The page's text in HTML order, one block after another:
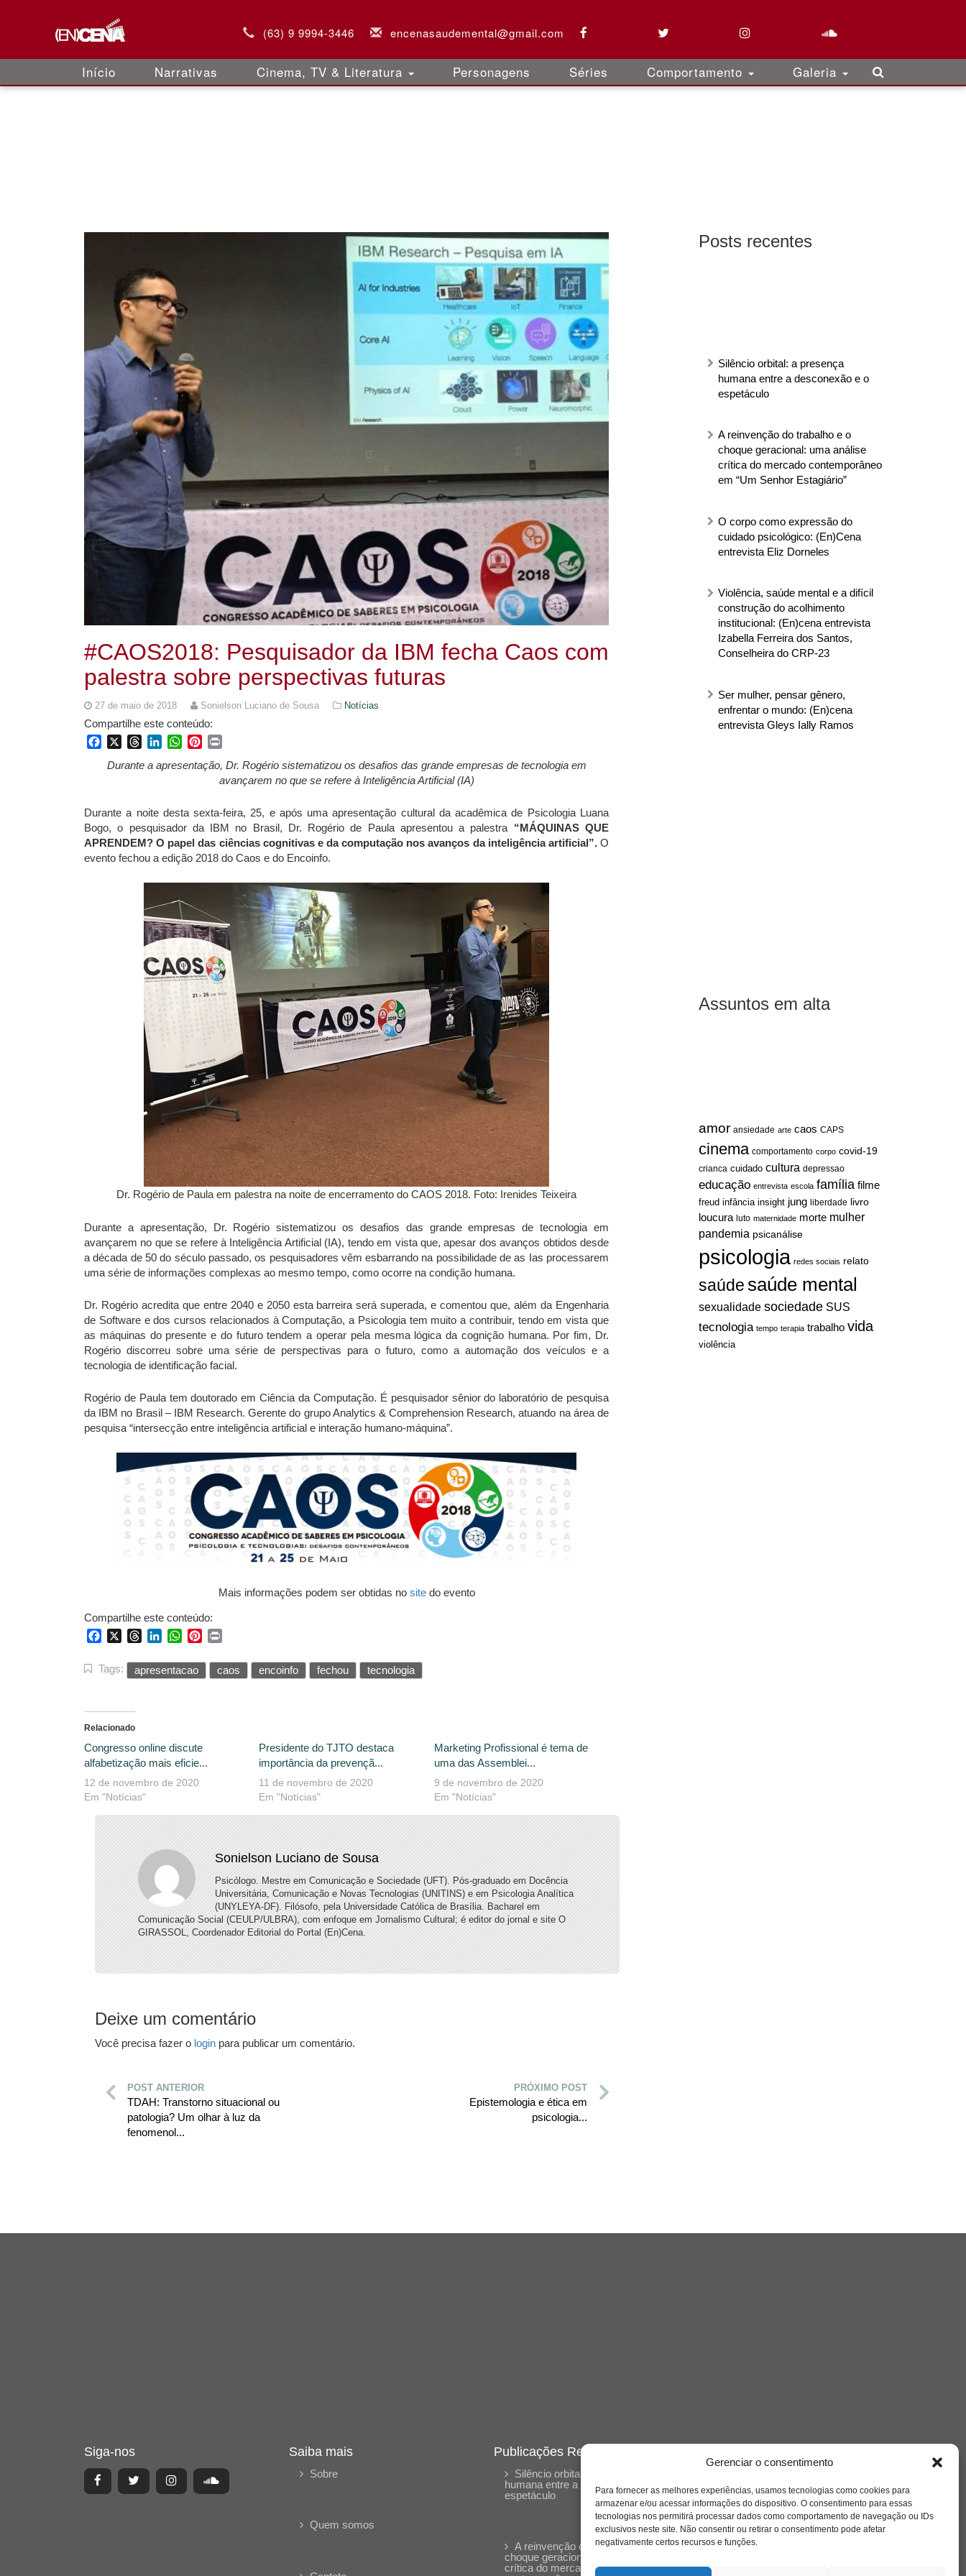
Gerenciar o consentimento
Para fornecer as melhores experiências, usamos tecnologias como cookies para
armazenar e/ou acessar informações do dispositivo. O consentimento para essas
tecnologias nos permitirá processar dados como comportamento de navegação ou IDs
exclusivos neste site. Não consentir ou retirar o consentimento pode afetar
negativamente certos recursos e funções.
(63) 9 9994-3446 encenasaudemental@gmail.com
Início Narrativas Cinema, TV & Literatura Personagens Séries Comportamento Galeria
Posts recentes
Silêncio orbital: a presença
humana entre a desconexão e o
espetáculo
A reinvenção do trabalho e o
choque geracional: uma análise
crítica do mercado contemporâneo
em “Um Senhor Estagiário”
O corpo como expressão do
cuidado psicológico: (En)Cena
entrevista Eliz Dorneles
Violência, saúde mental e a difícil
construção do acolhimento
institucional: (En)cena entrevista
Izabella Ferreira dos Santos,
Conselheira do CRP-23
Ser mulher, pensar gênero,
enfrentar o mundo: (En)cena
entrevista Gleys Ially Ramos
Assuntos em alta
amor ansiedade arte caos CAPS
cinema comportamento corpo covid-19
crianca cuidado cultura depressao
educação entrevista escola família filme
freud infância insight jung liberdade livro
loucura luto maternidade morte mulher
pandemia psicanálise
psicologia redes sociais relato
saúdesaúde mental
sexualidade sociedade SUS
tecnologia tempo terapia trabalho vida
violência
#CAOS2018: Pesquisador da IBM fecha Caos com
palestra sobre perspectivas futuras
27 de maio de 2018 Sonielson Luciano de Sousa Notícias
Compartilhe este conteúdo:
FacebookThreadsLinkedInWhatsApp
Pinterest
Durante a apresentação, Dr. Rogério sistematizou os desafios das grande empresas de tecnologia em
avançarem no que se refere à Inteligência Artificial (IA)
Durante a noite desta sexta-feira, 25, e após uma apresentação cultural da acadêmica de Psicologia Luana
Bogo, o pesquisador da IBM no Brasil, Dr. Rogério de Paula apresentou a palestra “MÁQUINAS QUE
APRENDEM? O papel das ciências cognitivas e da computação nos avanços da inteligência artificial”. O
evento fechou a edição 2018 do Caos e do Encoinfo.
Dr. Rogério de Paula em palestra na noite de encerramento do CAOS 2018. Foto: Irenides Teixeira
Durante a apresentação, Dr. Rogério sistematizou os desafios das grande empresas de tecnologia em
avançarem no que se refere à Inteligência Artificial (IA), tendo em vista que, apesar dos avanços obtidos desde
a década de 50 do século passado, os pesquisadores vêm esbarrando na possibilidade de as Ias processarem
uma série de informações complexas ao mesmo tempo, como ocorre na condição humana.
Dr. Rogério acredita que entre 2040 e 2050 esta barreira será superada, e comentou que, além da Engenharia
de Software e dos cursos relacionados à Computação, a Psicologia tem muito a contribuir, tendo em vista que
as máquinas do presente e do futuro tendem a operar pela mesma lógica da cognição humana. Por fim, Dr.
Rogério discorreu sobre uma série de perspectivas para o futuro, como a automação dos veículos e a
tecnologia de identificação facial.
Rogério de Paula tem doutorado em Ciência da Computação. É pesquisador sênior do laboratório de pesquisa
da IBM no Brasil – IBM Research. Gerente do grupo Analytics & Comprehension Research, atuando na área de
pesquisa “intersecção entre inteligência artificial e interação humano-máquina”.
Mais informações podem ser obtidas no sitedo evento
Compartilhe este conteúdo:
FacebookThreadsLinkedInWhatsApp
Pinterest
Tags: apresentacao caos encoinfo fechou tecnologia
Relacionado
Congresso online discute
alfabetização mais eficie...
12 de novembro de 2020
Em "Notícias"
Presidente do TJTO destaca
importância da prevençã...
11 de novembro de 2020
Em "Notícias"
Marketing Profissional é tema de
uma das Assemblei...
9 de novembro de 2020
Em "Notícias"
Sonielson Luciano de Sousa
Psicólogo. Mestre em Comunicação e Sociedade (UFT). Pós-graduado em Docência
Universitária, Comunicação e Novas Tecnologias (UNITINS) e em Psicologia Analítica
(UNYLEYA-DF). Filósofo, pela Universidade Católica de Brasília. Bacharel em
Comunicação Social (CEULP/ULBRA), com enfoque em Jornalismo Cultural; é editor do jornal e site O
GIRASSOL, Coordenador Editorial do Portal (En)Cena.
Deixe um comentário
Você precisa fazer o login para publicar um comentário.
POST ANTERIOR
TDAH: Transtorno situacional ou
patologia? Um olhar à luz da
fenomenol...
PRÓXIMO POST
Epistemologia e ética em
psicologia...
Siga-nos Saiba mais
Sobre
Quem somos
Publicações Recentes
Silêncio orbital: a presença
humana entre a desconexão e o
espetáculo
A reinvenção do trabalho e o
choque geracional: uma análise
crítica do mercado
cinema comportamento corpo covid-19
crianca cuidado cultura depressao
educação entrevista escola família filme
freud infância